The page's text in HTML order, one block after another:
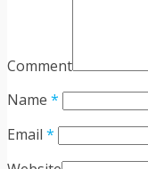
Comment
Name *
Email *